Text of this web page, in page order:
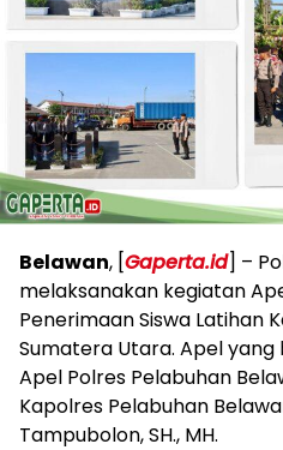
Belawan, [Gaperta.id] –
melaksanakan kegiatan
Penerimaan Siswa Latihan
Sumatera Utara. Apel
Apel Polres Pelabuhan
Kapolres Pelabuhan
Tampubolon, SH., MH.